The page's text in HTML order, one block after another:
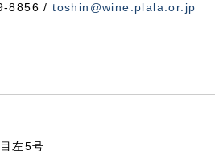
8856 /toshin@wine.plala.or.jp
左5号